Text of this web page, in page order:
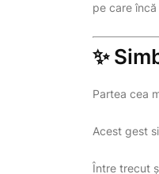
pe care
✨
Partea cea
Acest gest
Între trecut